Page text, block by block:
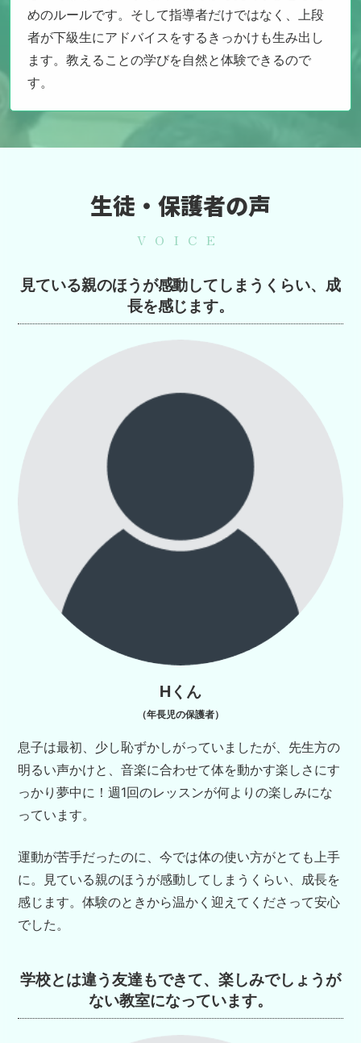
めのルールです。そして指導者だけではなく、上段
者が下級生にアドバイスをするきっかけも生み出し
ます。教えることの学びを自然と体験できるので
す。
生徒・保護者の声
VOICE
見ている親のほうが感動してしまうくらい、成
長を感じます。
Hくん
（年長児の保護者）
息子は最初、少し恥ずかしがっていましたが、先生方の
明るい声かけと、音楽に合わせて体を動かす楽しさにす
っかり夢中に！週1回のレッスンが何よりの楽しみにな
っています。
運動が苦手だったのに、今では体の使い方がとても上手
に。見ている親のほうが感動してしまうくらい、成長を
感じます。体験のときから温かく迎えてくださって安心
でした。
学校とは違う友達もできて、楽しみでしょうが
ない教室になっています。